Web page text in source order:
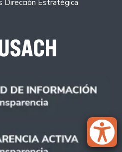
Dirección Estratégica